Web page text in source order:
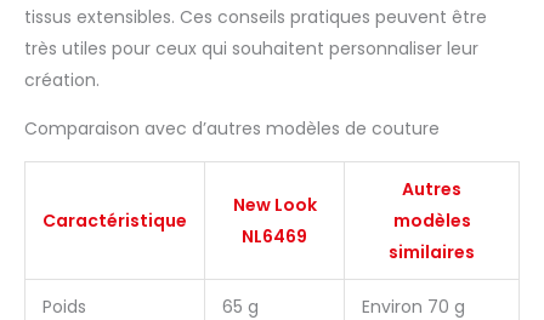
tissus extensibles. Ces conseils pratiques peuvent être
très utiles pour ceux qui souhaitent personnaliser leur
création.
Comparaison avec d’autres modèles de couture
Caractéristique
New Look
NL6469
Autres
modèles
similaires
Poids 65 g Environ 70 g